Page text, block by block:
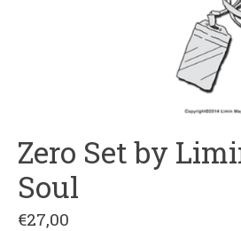
Zero Set by
Soul
€27,00